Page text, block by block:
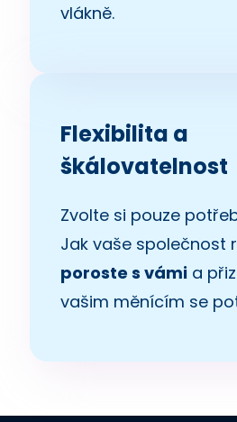
vlákně.
Flexibilita a
škálovatelnost
Zvolte si pouze
Jak vaše společnost
poroste s vámi a
vašim měnícím se